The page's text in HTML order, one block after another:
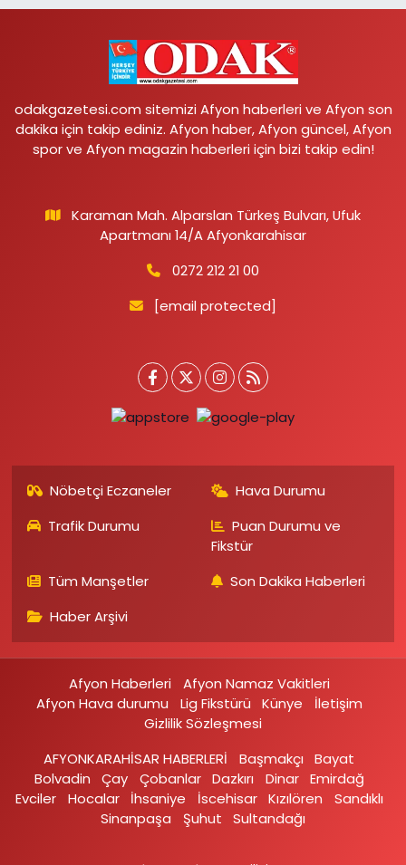
odakgazetesi.com sitemizi Afyon haberleri ve Afyon son
dakika için takip ediniz. Afyon haber, Afyon güncel, Afyon
spor ve Afyon magazin haberleri için bizi takip edin!
Karaman Mah. Alparslan Türkeş Bulvarı, Ufuk
Apartmanı 14/A Afyonkarahisar
0272 212 21 00
[email protected]
Nöbetçi Eczaneler
Hava Durumu
Trafik Durumu
Puan Durumu ve
Fikstür
Tüm Manşetler
Son Dakika Haberleri
Haber Arşivi
Afyon Haberleri
Afyon Namaz Vakitleri
Afyon Hava durumu
Lig Fikstürü Künye
İletişim
Gizlilik Sözleşmesi
AFYONKARAHİSAR HABERLERİ
Başmakçı
Bayat
Bolvadin
Çay Çobanlar Dazkırı Dinar Emirdağ‎
Evciler‎
Hocalar İhsaniye‎ İscehisar Kızılören‎
Sandıklı‎
Sinanpaşa
Şuhut Sultandağı